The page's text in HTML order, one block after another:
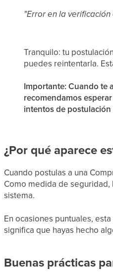
"Error en la
Tranquilo: tu postulación
puedes reintentarla.
Importante: Cuando te
recomendamos
intentos de
¿Por qué aparece
Cuando postulas a una
Como medida de
sistema.
En ocasiones puntuales,
significa que hayas hecho
Buenas prácticas